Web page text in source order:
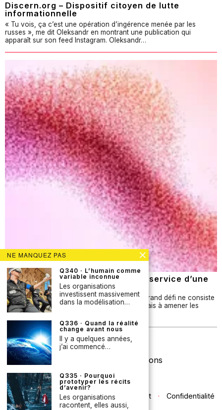
Discern.org – Dispositif citoyen de lutte
informationnelle
« Tu vois, ça c’est une opération d’ingérence menée par les
russes », me dit Oleksandr en montrant une publication qui
apparaît sur son feed Instagram. Oleksandr…
Q337 · Les contre-tendances au service d’une
prospective plus influente ?
Dans de nombreuses organisations, le plus grand défi ne consiste
pas à produire des analyses prospectives, mais à amener les
bonnes personnes à tenir compte…
Newsletter
Licence Creative Commons
Contact · Confidentialité
NE MANQUEZ PAS
Q340 · L’humain comme
variable inconnue
Les organisations
investissent massivement
dans la modélisation…
Q336 · Quand la réalité
change avant nous
Il y a quelques années,
j’ai commencé…
Q335 · Pourquoi
prototyper les récits
d’avenir?
Les organisations
racontent, elles aussi,